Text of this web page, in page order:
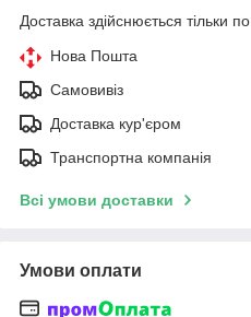
Доставка здійснюється тільки
Нова Пошта
Самовивіз
Доставка кур'єром
Транспортна компанія
Всі умови доставки
Умови оплати